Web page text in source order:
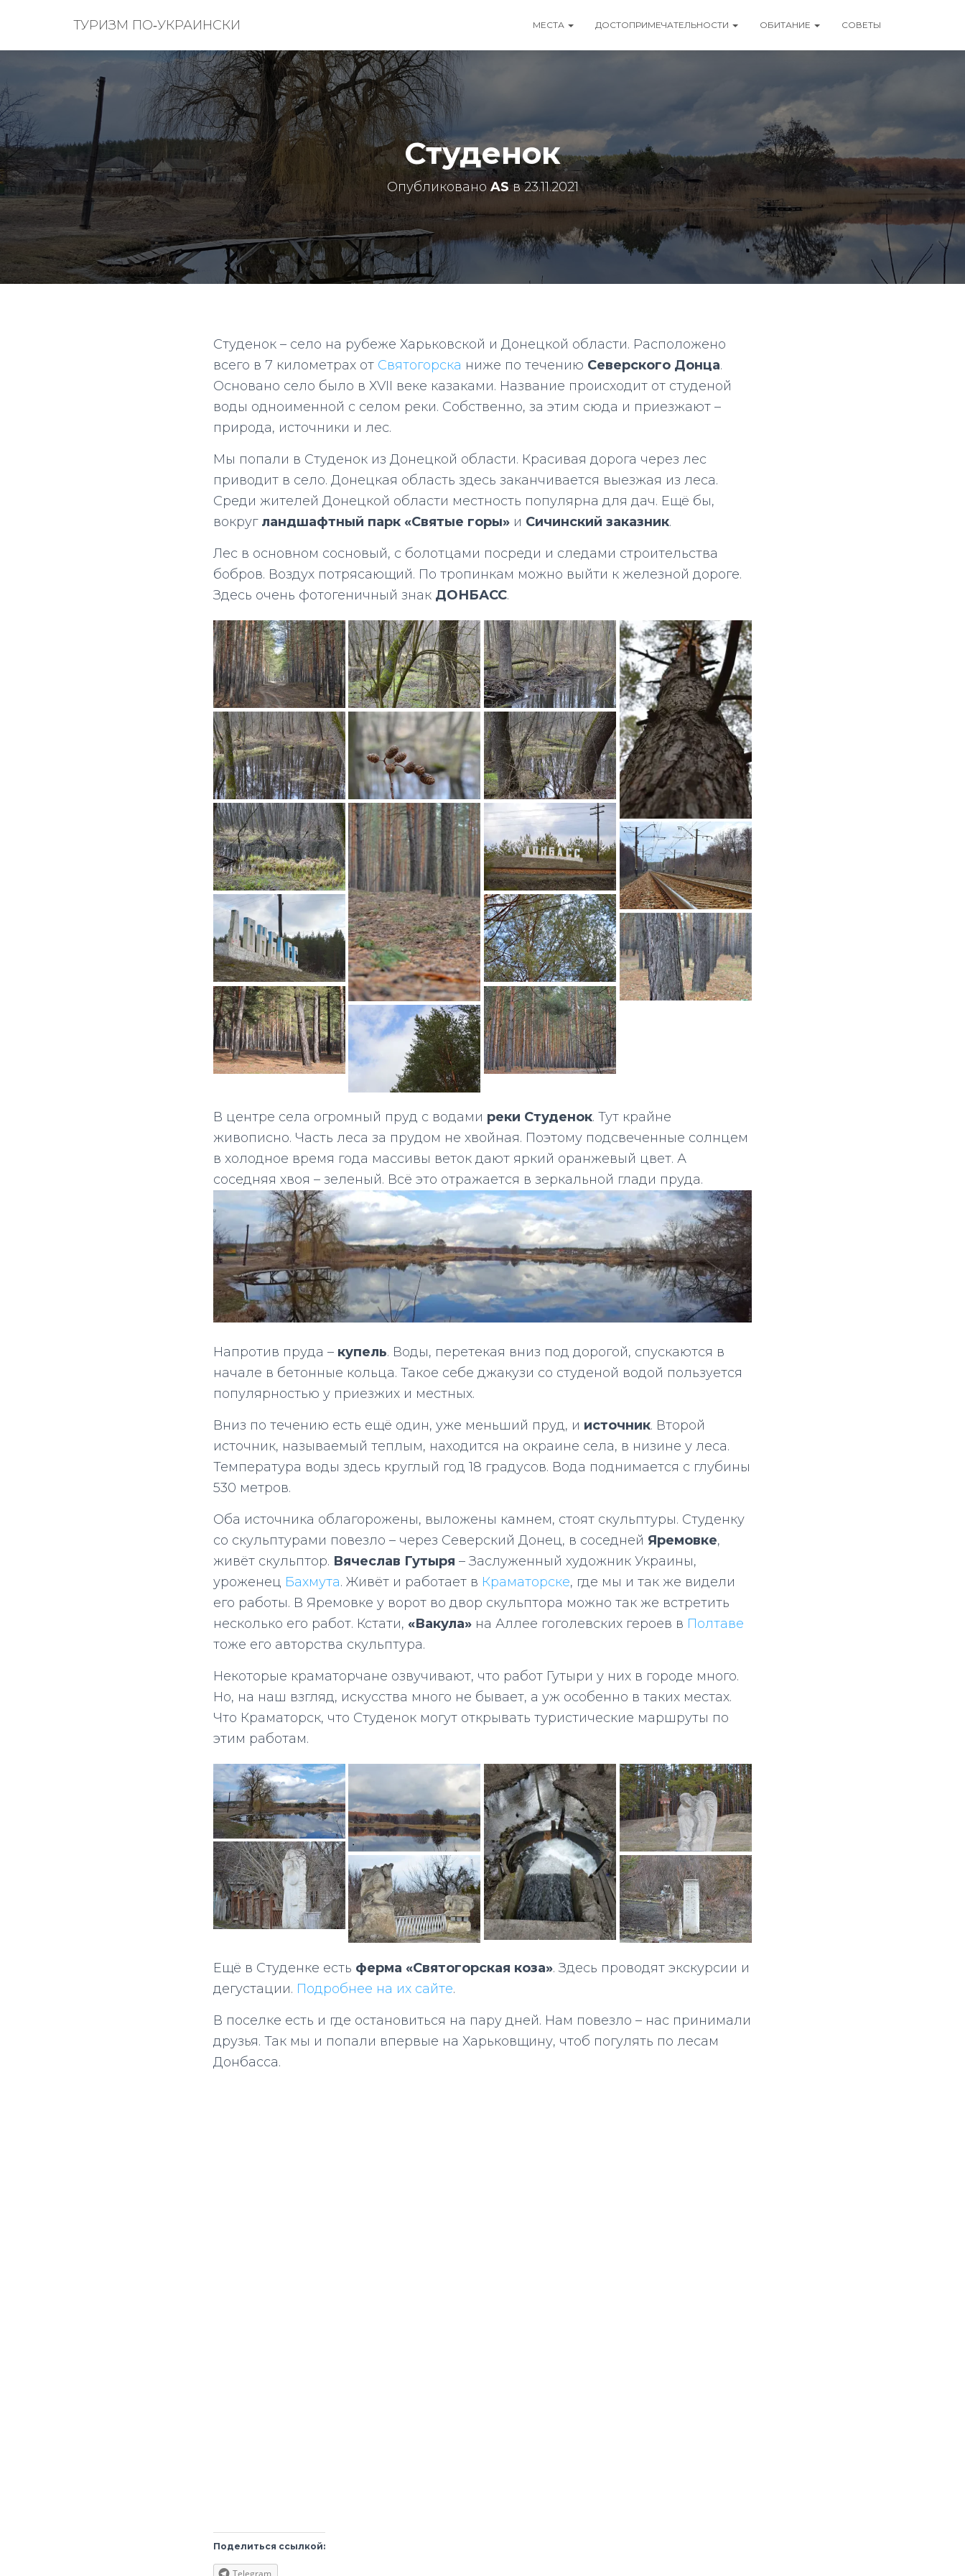
ТУРИЗМ ПО‑УКРАИНСКИ МЕСТА ДОСТОПРИМЕЧАТЕЛЬНОСТИ ОБИТАНИЕ СОВЕТЫ
Студенок
ОпубликованоASв23.11.2021
Студенок – село на рубеже Харьковской и Донецкой области. Расположено
всего в 7 километрах от Святогорска ниже по течению Северского Донца.
Основано село было в ХVII веке казаками. Название происходит от студеной
воды одноименной с селом реки. Собственно, за этим сюда и приезжают –
природа, источники и лес.
Мы попали в Студенок из Донецкой области. Красивая дорога через лес
приводит в село. Донецкая область здесь заканчивается выезжая из леса.
Среди жителей Донецкой области местность популярна для дач. Ещё бы,
вокруг ландшафтный парк «Святые горы» и Сичинский заказник.
Лес в основном сосновый, с болотцами посреди и следами строительства
бобров. Воздух потрясающий. По тропинкам можно выйти к железной дороге.
Здесь очень фотогеничный знак ДОНБАСС.
В центре села огромный пруд с водами реки Студенок. Тут крайне
живописно. Часть леса за прудом не хвойная. Поэтому подсвеченные солнцем
в холодное время года массивы веток дают яркий оранжевый цвет. А
соседняя хвоя – зеленый. Всё это отражается в зеркальной глади пруда.
Напротив пруда – купель. Воды, перетекая вниз под дорогой, спускаются в
начале в бетонные кольца. Такое себе джакузи со студеной водой пользуется
популярностью у приезжих и местных.
Вниз по течению есть ещё один, уже меньший пруд, и источник. Второй
источник, называемый теплым, находится на окраине села, в низине у леса.
Температура воды здесь круглый год 18 градусов. Вода поднимается с глубины
530 метров.
Оба источника облагорожены, выложены камнем, стоят скульптуры. Студенку
со скульптурами повезло – через Северский Донец, в соседней Яремовке,
живёт скульптор. Вячеслав Гутыря – Заслуженный художник Украины,
уроженец Бахмута. Живёт и работает в Краматорске, где мы и так же видели
его работы. В Яремовке у ворот во двор скульптора можно так же встретить
несколько его работ. Кстати, «Вакула» на Аллее гоголевских героев в Полтаве
тоже его авторства скульптура.
Некоторые краматорчане озвучивают, что работ Гутыри у них в городе много.
Но, на наш взгляд, искусства много не бывает, а уж особенно в таких местах.
Что Краматорск, что Студенок могут открывать туристические маршруты по
этим работам.
Ещё в Студенке есть ферма «Святогорская коза». Здесь проводят экскурсии и
дегустации. Подробнее на их сайте.
В поселке есть и где остановиться на пару дней. Нам повезло – нас принимали
друзья. Так мы и попали впервые на Харьковщину, чтоб погулять по лесам
Донбасса.
Поделиться ссылкой:
Telegram